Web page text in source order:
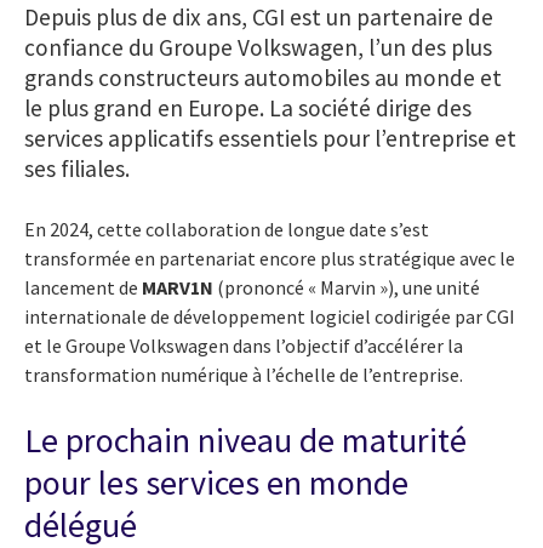
Depuis plus de dix ans, CGI est un partenaire de
confiance du Groupe Volkswagen, l’un des plus
grands constructeurs automobiles au monde et
le plus grand en Europe. La société dirige des
services applicatifs essentiels pour l’entreprise et
ses filiales.
En 2024, cette collaboration de longue date s’est
transformée en partenariat encore plus stratégique avec le
lancement de MARV1N (prononcé « Marvin »), une unité
internationale de développement logiciel codirigée par CGI
et le Groupe Volkswagen dans l’objectif d’accélérer la
transformation numérique à l’échelle de l’entreprise.
Le prochain niveau de maturité
pour les services en monde
délégué